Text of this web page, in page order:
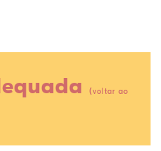
(voltar ao